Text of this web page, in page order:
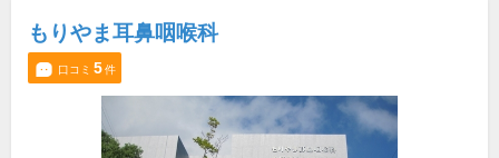
もりやま耳鼻咽喉科
口コミ 5件